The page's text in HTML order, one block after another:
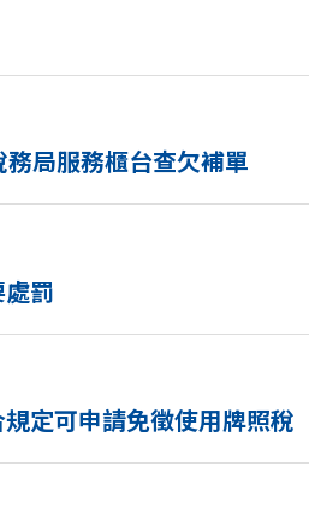
局服務櫃台查欠補單
處罰
定可申請免徵使用牌照稅